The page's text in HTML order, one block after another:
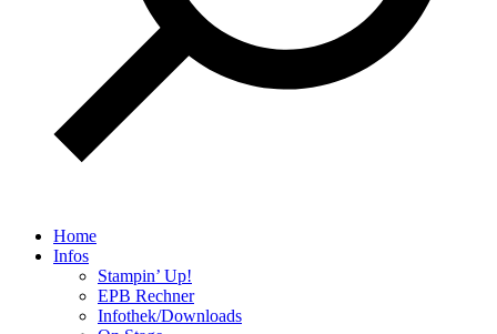
Home
Infos
Stampin’ Up!
EPB Rechner
Infothek/Downloads